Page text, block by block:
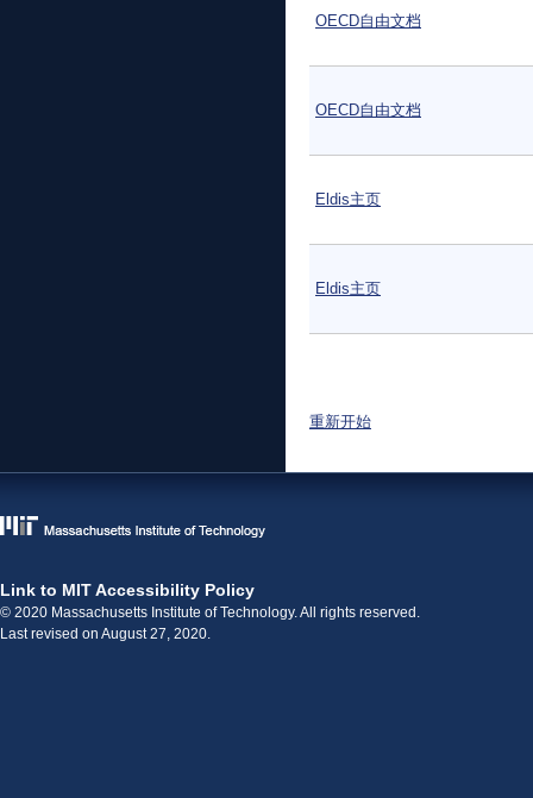
OECD自由文档
OECD自由文档
Eldis主页
Eldis主页
重新开始
Link to MIT Accessibility Policy
© 2020 Massachusetts Institute of Technology. All rights reserved.
Last revised on August 27, 2020.